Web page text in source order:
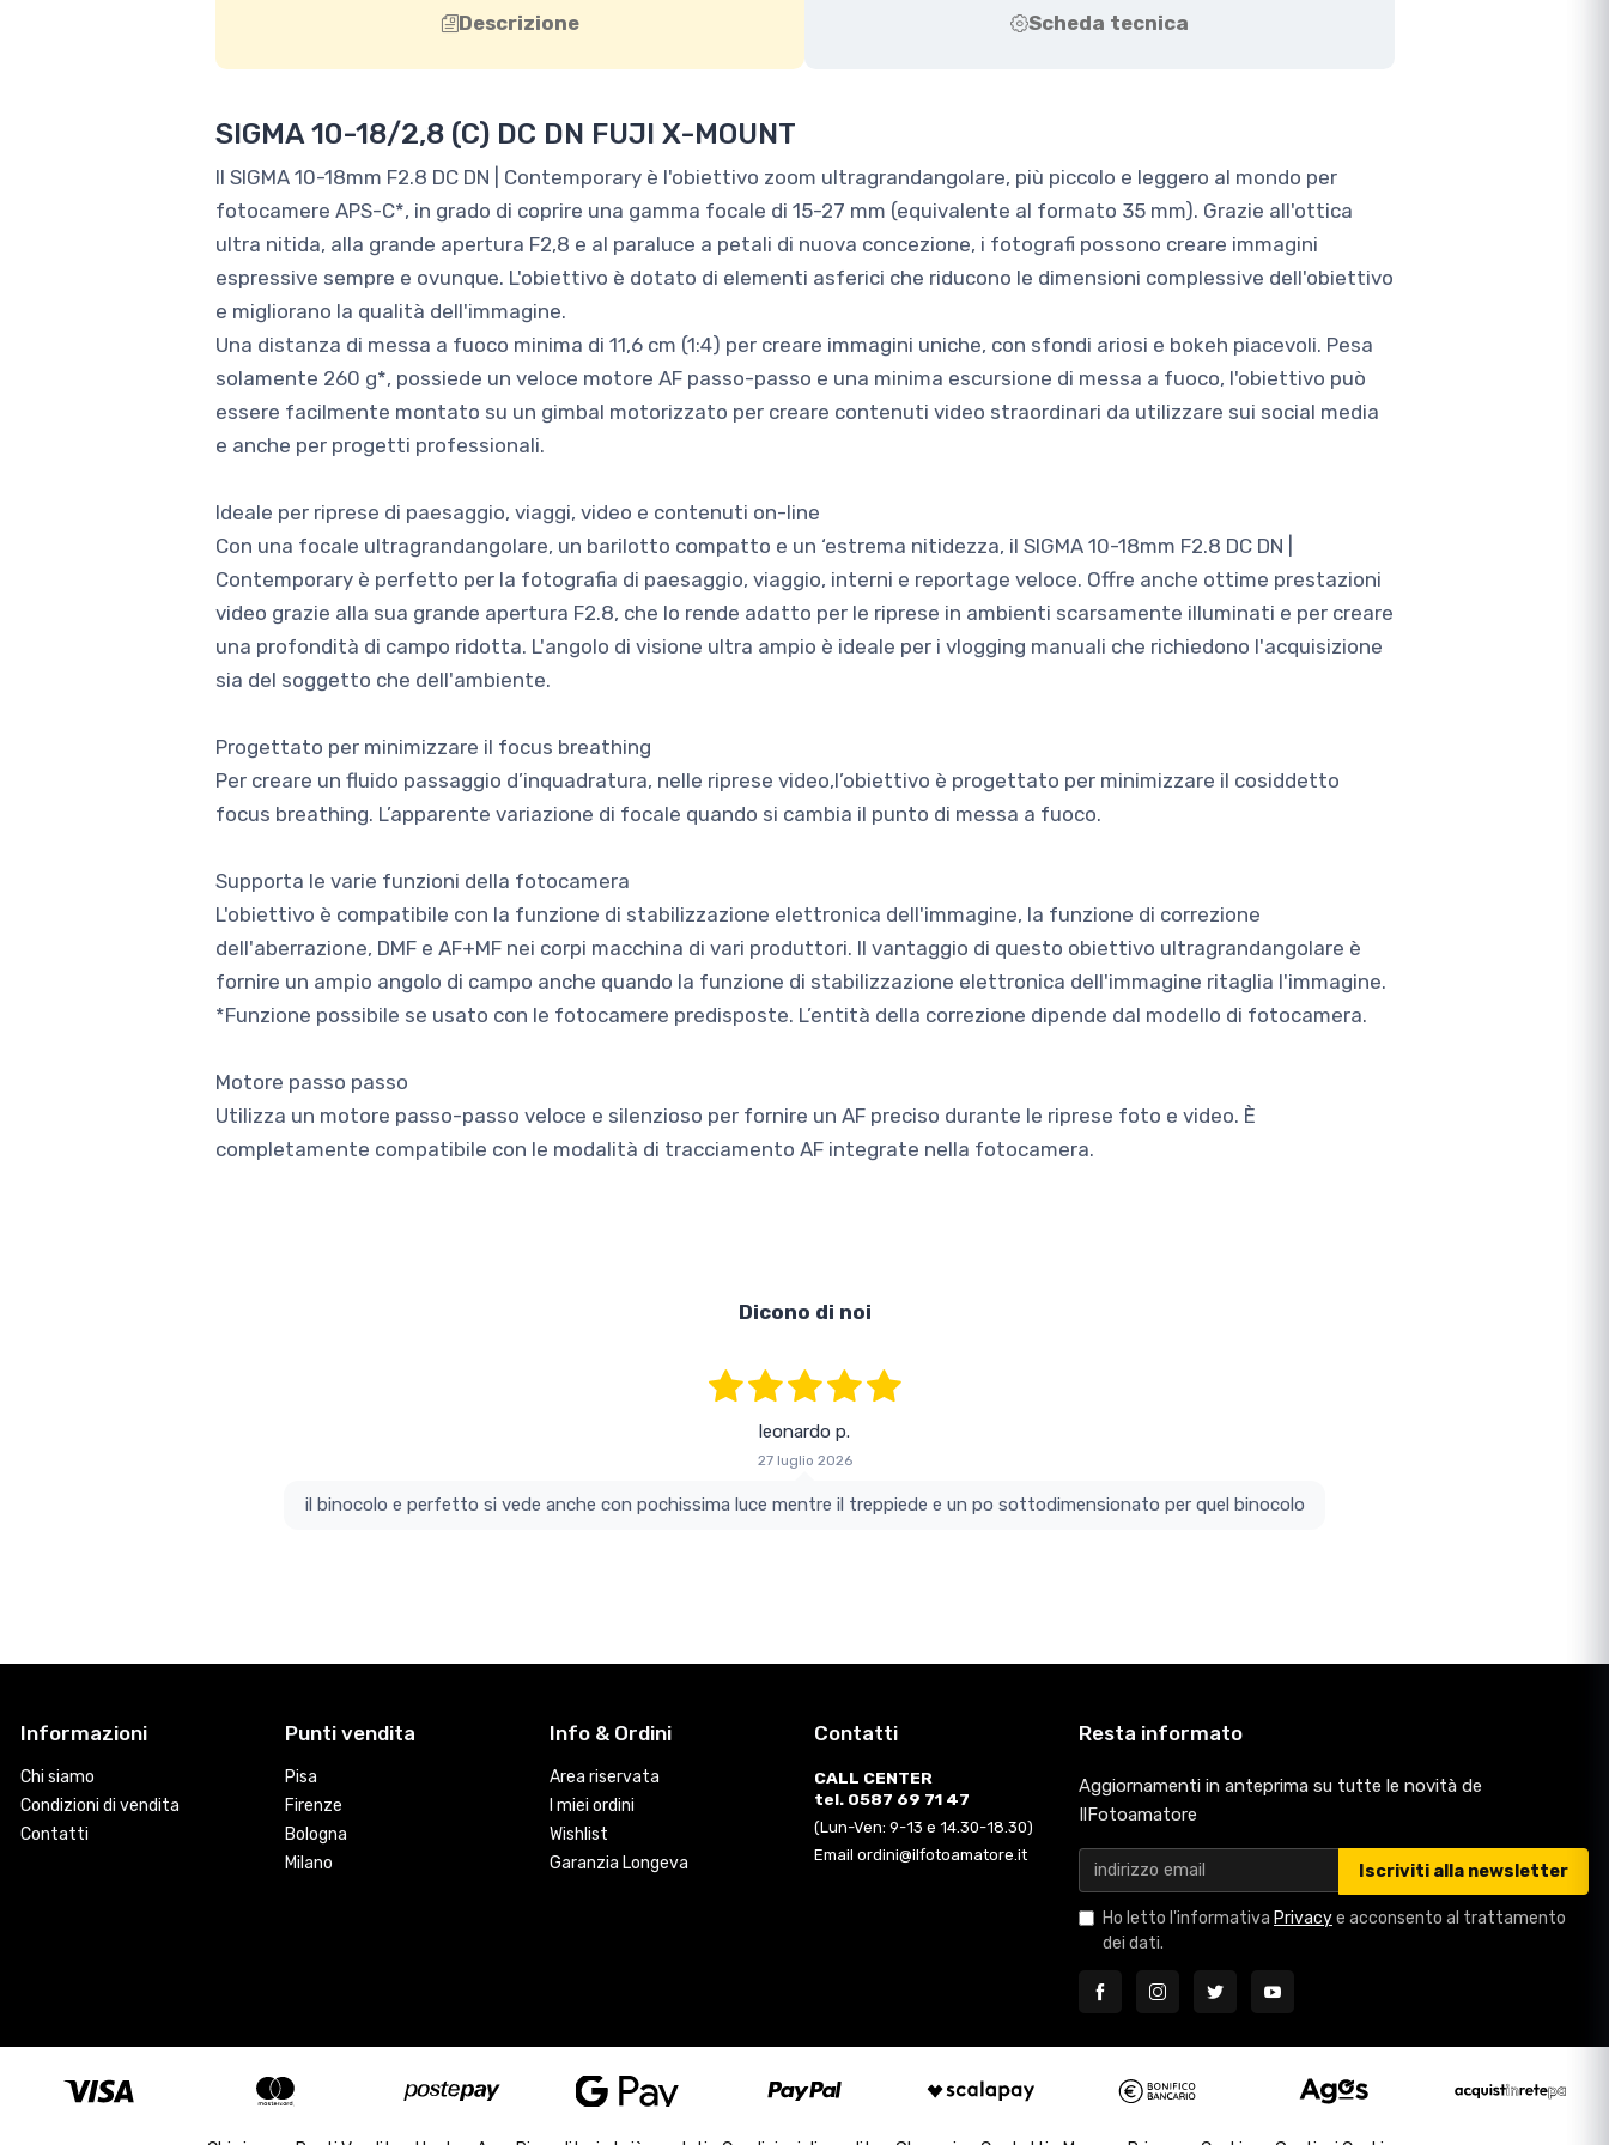
Descrizione Scheda tecnica
SIGMA 10-18/2,8 (C) DC DN FUJI X-MOUNT
Il SIGMA 10-18mm F2.8 DC DN | Contemporary è l'obiettivo zoom ultragrandangolare, più piccolo e leggero al mondo per
fotocamere APS-C*, in grado di coprire una gamma focale di 15-27 mm (equivalente al formato 35 mm). Grazie all'ottica
ultra nitida, alla grande apertura F2,8 e al paraluce a petali di nuova concezione, i fotografi possono creare immagini
espressive sempre e ovunque. L'obiettivo è dotato di elementi asferici che riducono le dimensioni complessive dell'obiettivo
e migliorano la qualità dell'immagine.
Una distanza di messa a fuoco minima di 11,6 cm (1:4) per creare immagini uniche, con sfondi ariosi e bokeh piacevoli. Pesa
solamente 260 g*, possiede un veloce motore AF passo-passo e una minima escursione di messa a fuoco, l'obiettivo può
essere facilmente montato su un gimbal motorizzato per creare contenuti video straordinari da utilizzare sui social media
e anche per progetti professionali.
Ideale per riprese di paesaggio, viaggi, video e contenuti on-line
Con una focale ultragrandangolare, un barilotto compatto e un ‘estrema nitidezza, il SIGMA 10-18mm F2.8 DC DN |
Contemporary è perfetto per la fotografia di paesaggio, viaggio, interni e reportage veloce. Offre anche ottime prestazioni
video grazie alla sua grande apertura F2.8, che lo rende adatto per le riprese in ambienti scarsamente illuminati e per creare
una profondità di campo ridotta. L'angolo di visione ultra ampio è ideale per i vlogging manuali che richiedono l'acquisizione
sia del soggetto che dell'ambiente.
Progettato per minimizzare il focus breathing
Per creare un fluido passaggio d’inquadratura, nelle riprese video,l’obiettivo è progettato per minimizzare il cosiddetto
focus breathing. L’apparente variazione di focale quando si cambia il punto di messa a fuoco.
Supporta le varie funzioni della fotocamera
L'obiettivo è compatibile con la funzione di stabilizzazione elettronica dell'immagine, la funzione di correzione
dell'aberrazione, DMF e AF+MF nei corpi macchina di vari produttori. Il vantaggio di questo obiettivo ultragrandangolare è
fornire un ampio angolo di campo anche quando la funzione di stabilizzazione elettronica dell'immagine ritaglia l'immagine.
*Funzione possibile se usato con le fotocamere predisposte. L’entità della correzione dipende dal modello di fotocamera.
Motore passo passo
Utilizza un motore passo-passo veloce e silenzioso per fornire un AF preciso durante le riprese foto e video. È
completamente compatibile con le modalità di tracciamento AF integrate nella fotocamera.
Dicono di noi
leonardo p.
27 luglio 2026
il binocolo e perfetto si vede anche con pochissima luce mentre il treppiede e un po sottodimensionato per quel binocolo
Informazioni
Chi siamo
Condizioni di vendita
Contatti
Punti vendita
Pisa
Firenze
Bologna
Milano
Info & Ordini
Area riservata
I miei ordini
Wishlist
Garanzia Longeva
Contatti
CALL CENTER
tel. 0587 69 71 47
(Lun-Ven: 9-13 e 14.30-18.30)
Email ordini@ilfotoamatore.it
Resta informato
Aggiornamenti in anteprima su tutte le novità de
IlFotoamatore
Iscriviti alla newsletter
Ho letto l'informativa Privacye acconsento al trattamento
dei dati.